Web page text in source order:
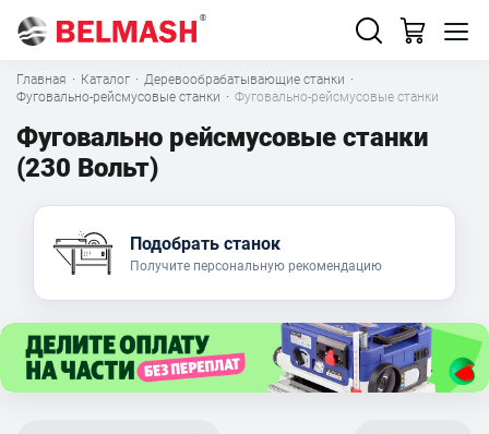
Главная · Каталог · Деревообрабатывающие станки ·
Фуговально-рейсмусовые станки · Фуговально-рейсмусовые станки
Фуговально рейсмусовые станки
(230 Вольт)
Подобрать станок
Получите персональную рекомендацию